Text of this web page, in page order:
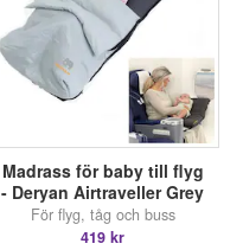
Madrass för baby till flyg
- Deryan Airtraveller Grey
För flyg, tåg och buss
419 kr